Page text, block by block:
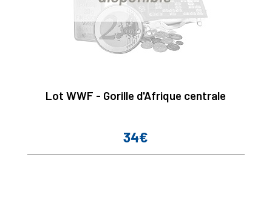
Lot WWF - Gorille d'Afrique centrale
Prix
34€